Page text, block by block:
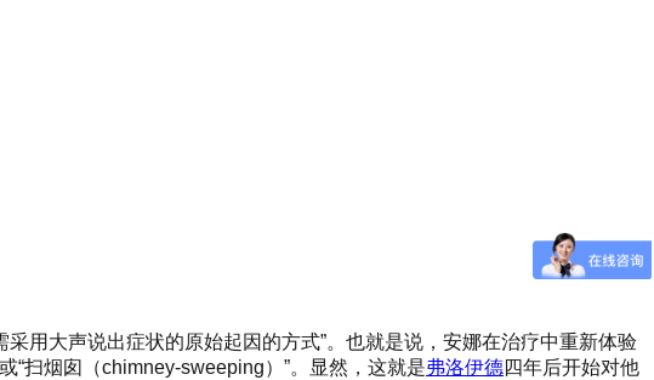
用大声说出症状的原始起因的方式”。也就是说，安娜在治疗中重新体验
“扫烟囱（chimney-sweeping）”。显然，这就是弗洛伊德四年后开始对他